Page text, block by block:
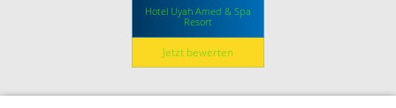
Hotel Uyah Amed & Spa
Resort
Jetzt bewerten